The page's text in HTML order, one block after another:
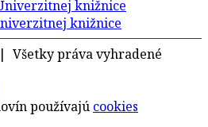
| Všetky práva vyhradené
používajú cookies